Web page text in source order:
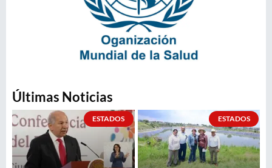
Últimas Noticias
ESTADOS ESTADOS